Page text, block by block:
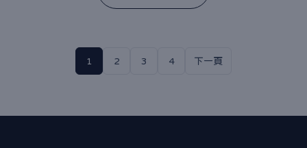
1 2 3 4 下一頁